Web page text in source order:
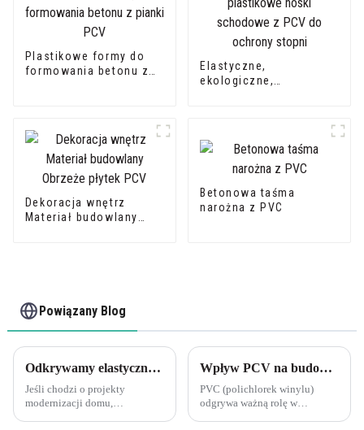
Plastikowe formy do
formowania betonu z
Elastyczne,
ekologiczne,
Dekoracja wnętrz
Materiał budowlany
Betonowa taśma
narożna z PVC
Powiązany Blog
Odkrywamy elastyczność elastycznej listwy narożnej PCV Leguwe z drewnianym słojem w kształcie litery L
Jeśli chodzi o projekty
modernizacji domu,
Wpływ PCV na budownictwo
PVC (polichlorek winylu)
odgrywa ważną rolę w